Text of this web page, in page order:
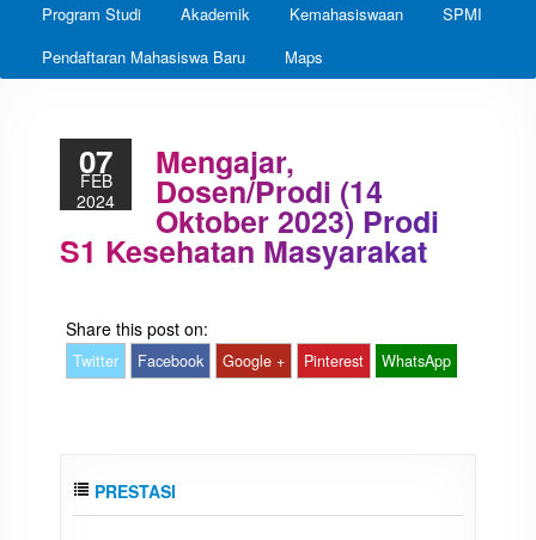
Program Studi
Akademik Kemahasiswaan
SPMI
Pendaftaran Mahasiswa Baru
Maps
07
FEB
2024
Mengajar,
Dosen/Prodi (14
Oktober 2023) Prodi
S1 Kesehatan Masyarakat
Share this post on:
Twitter Facebook Google + Pinterest WhatsApp
PRESTASI